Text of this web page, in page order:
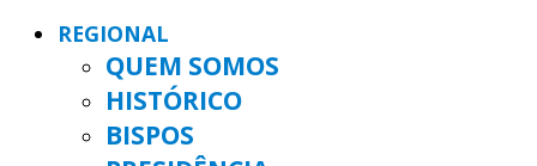
REGIONAL
QUEM SOMOS
HISTÓRICO
BISPOS